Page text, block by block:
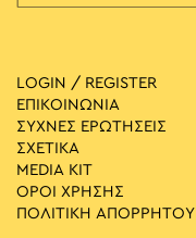
LOGIN / REGISTER
ΕΠΙΚΟΙΝΩΝΙΑ
ΣΥΧΝΕΣ ΕΡΩΤΗΣΕΙΣ
ΣΧΕΤΙΚΑ
MEDIA ΚIT
ΟΡΟΙ ΧΡΗΣΗΣ
ΠΟΛΙΤΙΚΗ ΑΠΟΡΡΗΤΟΥ